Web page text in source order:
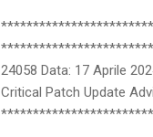
Maggiori informazioni
sezione "Riferimenti". ::
JD Edwards
************************
24058 Data: 17 Aprile
Critical Patch Update